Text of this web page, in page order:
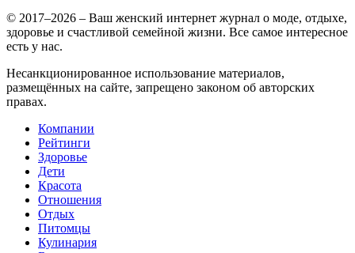
© 2017–2026 – Ваш женский интернет журнал о моде, отдыхе,
здоровье и счастливой семейной жизни. Все самое интересное
есть у нас.
Несанкционированное использование материалов,
размещённых на сайте, запрещено законом об авторских
правах.
Компании
Рейтинги
Здоровье
Дети
Красота
Отношения
Отдых
Питомцы
Кулинария